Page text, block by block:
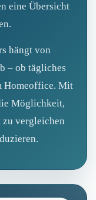
eine Übersicht
hängt von
– ob tägliches
Homeoffice. Mit
Möglichkeit,
zu vergleichen